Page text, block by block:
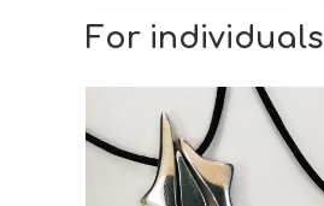
For individuals